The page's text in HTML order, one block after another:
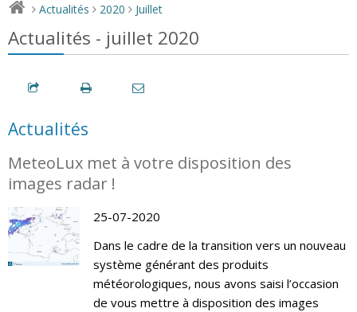
> Actualités > 2020 > Juillet
Actualités - juillet 2020
Actualités
MeteoLux met à votre disposition des
images radar !
25-07-2020
Dans le cadre de la transition vers un nouveau
système générant des produits
météorologiques, nous avons saisi l’occasion
de vous mettre à disposition des images